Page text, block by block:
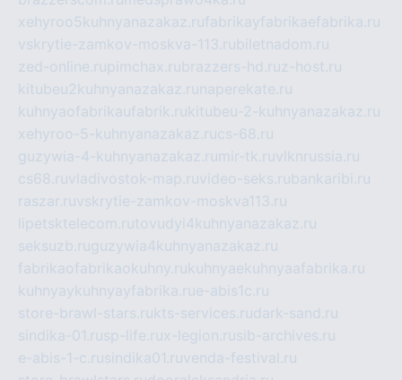
xehyroo5kuhnyanazakaz.rufabrikayfabrikaefabrika.ru
vskrytie-zamkov-moskva-113.rubiletnadom.ru
zed-online.rupimchax.rubrazzers-hd.ruz-host.ru
kitubeu2kuhnyanazakaz.ru naperekate.ru
kuhnyaofabrikaufabrik.rukitubeu-2-kuhnyanazakaz.ru
xehyroo-5-kuhnyanazakaz.rucs-68.ru
guzywia-4-kuhnyanazakaz.ru mir-tk.ruvlknrussia.ru
cs68.ruvladivostok-map.ruvideo-seks.rubankaribi.ru
raszar.ruvskrytie-zamkov-moskva113.ru
lipetsktelecom.rutovudyi4kuhnyanazakaz.ru
seksuzb.ruguzywia4kuhnyanazakaz.ru
fabrikaofabrikaokuhny.rukuhnyaekuhnyaafabrika.ru
kuhnyaykuhnyayfabrika.rue-abis1c.ru
store-brawl-stars.rukts-services.rudark-sand.ru
sindika-01.rusp-life.rux-legion.rusib-archives.ru
e-abis-1-c.rusindika01.ruvenda-festival.ru